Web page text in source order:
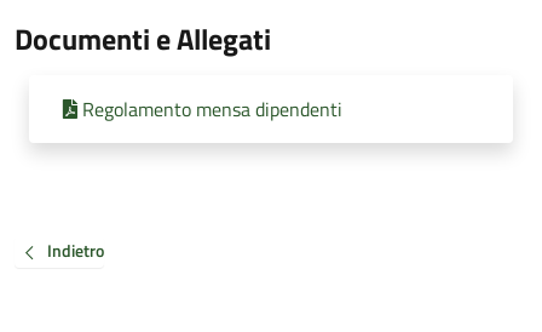
Documenti e Allegati
Regolamento mensa dipendenti
Indietro